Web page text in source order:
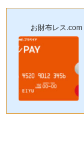
お財布レス.com